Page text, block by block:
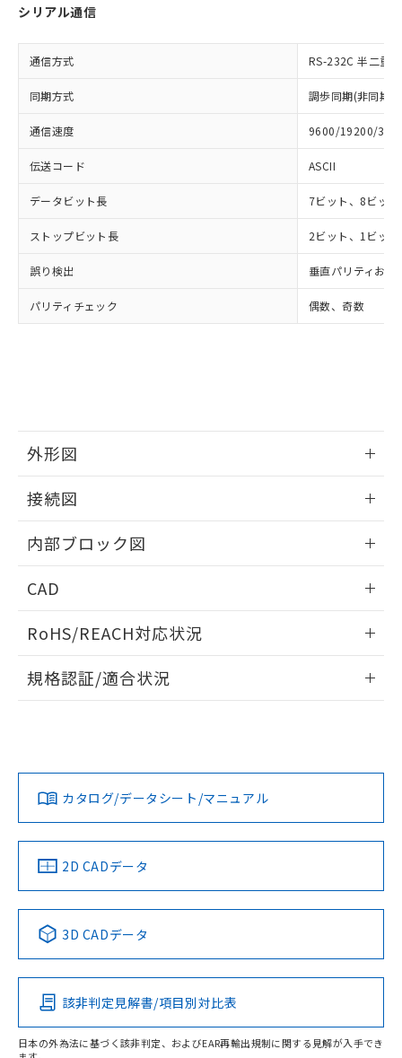
シリアル通信
通信方式 RS-232C 半二重
同期方式 調歩同期(非同期
通信速度 9600/19200/
伝送コード ASCII
データビット長 7ビット、8ビット
ストップビット長 2ビット、1ビット
誤り検出 垂直パリティおよ
パリティチェック 偶数、奇数
外形図
接続図
端子配置
内部ブロック図
CAD
ドすることができます。
ログイン/会員登録
ダウンロードデータをご利用いただく前に、以下を必ずお読
みください。
ソフトウェアの使用条件
RoHS/REACH対応状況
EU RoHS 注意事項・凡例
対応済み
中国 RoHS 注意事項・凡例
Pb Hg Cd Cr(VI)
O
規格認証/適合状況
LR型式承認
（イギリス
船舶規格）
DNV型式承認
（ノルウェー
BV型式承認
（フランス
KR型式
（韓国
No No No No
この製品の規格認証/適合状況ページへ
その他の認証はこちらのページからご検索ください
カタログ/データシート/マニュアル
2D CADデータ
3D CADデータ
該非判定見解書/項目別対比表
日本の外為法に基づく該非判定、およびEAR再輸出規制に関する見解が入手でき
ものではありません。
また、RoHS指令のフタル酸エステル類４
物質の対応では、対応完了までの期間は出
荷製品に未対応品が混在することから備考
欄に対応日を記載しておりました。
既に当社にて対応品への在庫切替を完了
していることから、特段のことがない限
り、2022年1月12日より割愛しておりま
す。